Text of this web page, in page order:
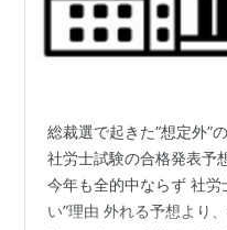
総裁選で起きた“想定外”
社労士試験の合格発表予
今年も全的中ならず 社労
い”理由 外れる予想より